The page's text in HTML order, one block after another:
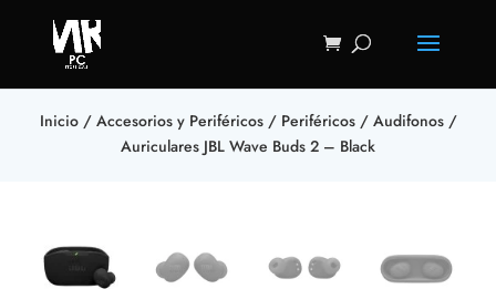
Inicio/ Accesorios y Periféricos/ Periféricos/ Audifonos/
Auriculares JBL Wave Buds 2 – Black